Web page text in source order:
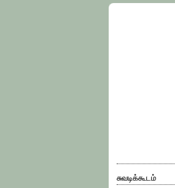
சுவடிக்கூடம்